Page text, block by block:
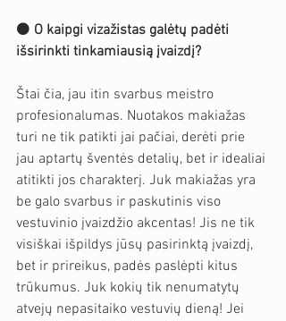
⚫️ O kaipgi vizažistas galėtų padėti
išsirinkti tinkamiausią įvaizdį?
Štai čia, jau itin svarbus meistro
profesionalumas. Nuotakos makiažas
turi ne tik patikti jai pačiai, derėti prie
jau aptartų šventės detalių, bet ir idealiai
atitikti jos charakterį. Juk makiažas yra
be galo svarbus ir paskutinis viso
vestuvinio įvaizdžio akcentas! Jis ne tik
visiškai išpildys jūsų pasirinktą įvaizdį,
bet ir prireikus, padės paslėpti kitus
trūkumus. Juk kokių tik nenumatytų
atvejų nepasitaiko vestuvių dieną! Jei